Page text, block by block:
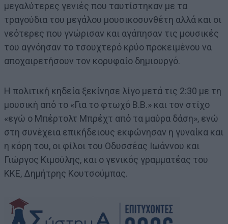
μεγαλύτερες γενιές που ταυτίστηκαν με τα
τραγούδια του μεγάλου μουσικοσυνθέτη αλλά και οι
νεότερες που γνώρισαν και αγάπησαν τις μουσικές
του αγνόησαν το τσουχτερό κρύο προκειμένου να
αποχαιρετήσουν τον κορυφαίο δημιουργό.
Η πολιτική κηδεία ξεκίνησε λίγο μετά τις 2:30 με τη
μουσική από το «Για το φτωχό Β.Β.» και τον στίχο
«εγώ ο Μπέρτολτ Μπρέχτ από τα μαύρα δάση», ενώ
στη συνέχεια επικήδειους εκφώνησαν η γυναίκα και
η κόρη του, οι φίλοι του Οδυσσέας Ιωάννου και
Γιώργος Κιμούλης, και ο γενικός γραμματέας του
ΚΚΕ, Δημήτρης Κουτσούμπας.